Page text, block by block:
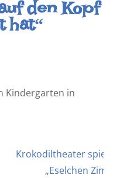
Inseln
den Kopf
hat“
Kindergarten in
Krokodiltheater spielt:
„Eselchen Zimt“